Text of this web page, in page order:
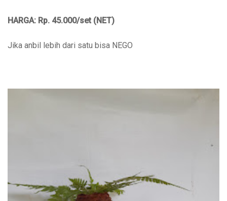
HARGA: Rp. 45.000/set (NET)
Jika anbil lebih dari satu bisa NEGO